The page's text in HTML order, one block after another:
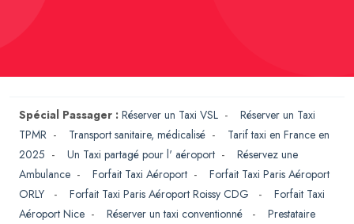
Spécial Passager : Réserver un Taxi VSL - Réserver un Taxi
TPMR - Transport sanitaire, médicalisé - Tarif taxi en France en
2025 - Un Taxi partagé pour l' aéroport - Réservez une
Ambulance - Forfait Taxi Aéroport - Forfait Taxi Paris Aéroport
ORLY
- Forfait Taxi Paris Aéroport Roissy CDG - Forfait Taxi
Aéroport Nice - Réserver un taxi conventionné - Prestataire